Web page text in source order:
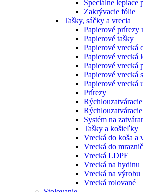
Špeciálne lepiace
Zakrývacie fólie
Tašky, sáčky a vrecia
Papierové prírezy
Papierové tašky
Papierové vrecká
Papierové vrecká
Papierové vrecká
Papierové vrecká
Papierové vrecká
Prírezy
Systém na
Tašky a košieľky
Vrecká do koša a
Vrecká do
Vrecká LDPE
Vrecká na hydinu
Vrecká na
Vrecká rolované